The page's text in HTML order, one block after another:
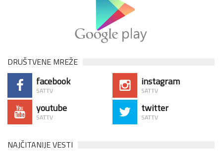
DRUŠTVENE MREŽE
facebook
SATTV
instagram
SATTV
youtube
SATTV
twitter
SATTV
NAJČITANIJE VESTI